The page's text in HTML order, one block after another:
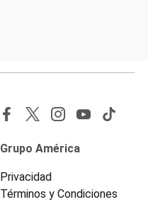
Grupo América
Privacidad
Términos y Condiciones